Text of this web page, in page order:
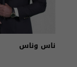
ناس وناس